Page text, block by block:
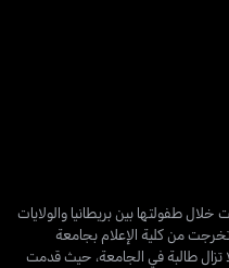
طفولتها بين بريطانيا والولايات
من كلية الإعلام بجامعة
تزال طالبة في الجامعة، حيث قدمت